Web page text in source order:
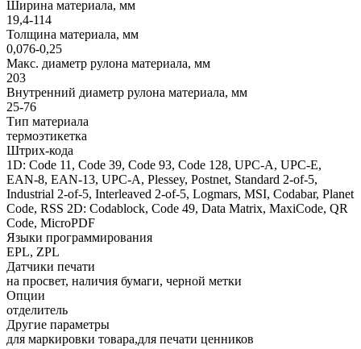
Ширина материала, мм
19,4-114
Толщина материала, мм
0,076-0,25
Макс. диаметр рулона материала, мм
203
Внутренний диаметр рулона материала, мм
25-76
Тип материала
термоэтикетка
Штрих-кода
1D: Code 11, Code 39, Code 93, Code 128, UPC-A, UPC-E,
EAN-8, EAN-13, UPC-A, Plessey, Postnet, Standard 2-of-5,
Industrial 2-of-5, Interleaved 2-of-5, Logmars, MSI, Codabar, Planet
Code, RSS 2D: Codablock, Code 49, Data Matrix, MaxiCode, QR
Code, MicroPDF
Языки программирования
EPL, ZPL
Датчики печати
на просвет, наличия бумаги, черной метки
Опции
отделитель
Другие параметры
для маркировки товара,для печати ценников